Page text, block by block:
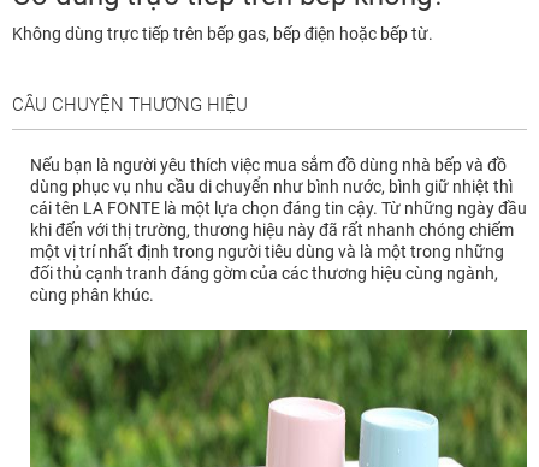
Không dùng trực tiếp trên bếp gas, bếp điện hoặc bếp từ.
CÂU CHUYỆN THƯƠNG HIỆU
Nếu bạn là người yêu thích việc mua sắm đồ dùng nhà bếp và đồ
dùng phục vụ nhu cầu di chuyển như bình nước, bình giữ nhiệt thì
cái tên LA FONTE là một lựa chọn đáng tin cậy. Từ những ngày đầu
khi đến với thị trường, thương hiệu này đã rất nhanh chóng chiếm
một vị trí nhất định trong người tiêu dùng và là một trong những
đối thủ cạnh tranh đáng gờm của các thương hiệu cùng ngành,
cùng phân khúc.